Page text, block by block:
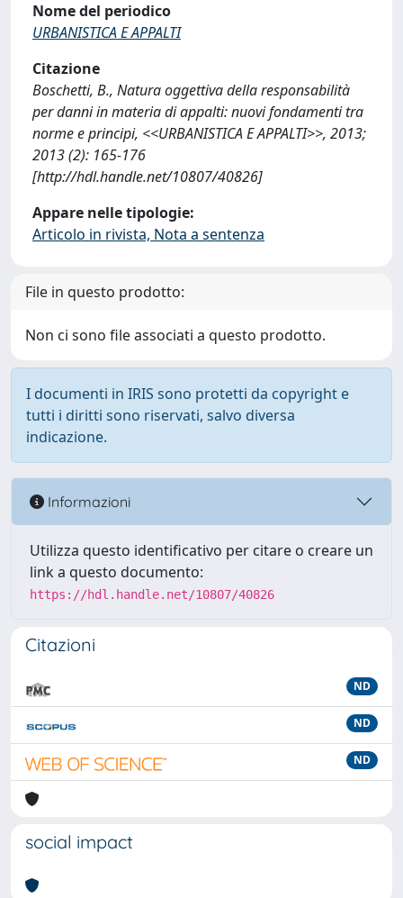
Nome del periodico
URBANISTICA E APPALTI
Citazione
Boschetti, B., Natura oggettiva della responsabilità
per danni in materia di appalti: nuovi fondamenti tra
norme e principi, <<URBANISTICA E APPALTI>>, 2013;
2013 (2): 165-176
[http://hdl.handle.net/10807/40826]
Appare nelle tipologie:
Articolo in rivista, Nota a sentenza
File in questo prodotto:
Non ci sono file associati a questo prodotto.
I documenti in IRIS sono protetti da copyright e
tutti i diritti sono riservati, salvo diversa
indicazione.
Informazioni
Utilizza questo identificativo per citare o creare un
link a questo documento:
https://hdl.handle.net/10807/40826
Citazioni
ND
ND
ND
social impact